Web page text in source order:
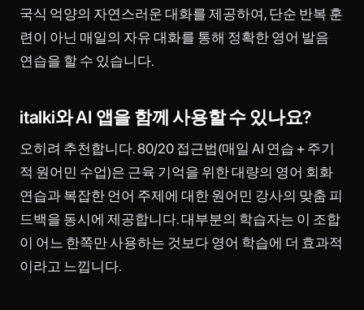
국식 억양의 자연스러운 대화를 제공하여, 단순 반복 훈
련이 아닌 매일의 자유 대화를 통해 정확한 영어 발음
연습을 할 수 있습니다.
italki와 AI 앱을 함께 사용할 수 있나요?
오히려 추천합니다. 80/20 접근법(매일 AI 연습 + 주기
적 원어민 수업)은 근육 기억을 위한 대량의 영어 회화
연습과 복잡한 언어 주제에 대한 원어민 강사의 맞춤 피
드백을 동시에 제공합니다. 대부분의 학습자는 이 조합
이 어느 한쪽만 사용하는 것보다 영어 학습에 더 효과적
이라고 느낍니다.